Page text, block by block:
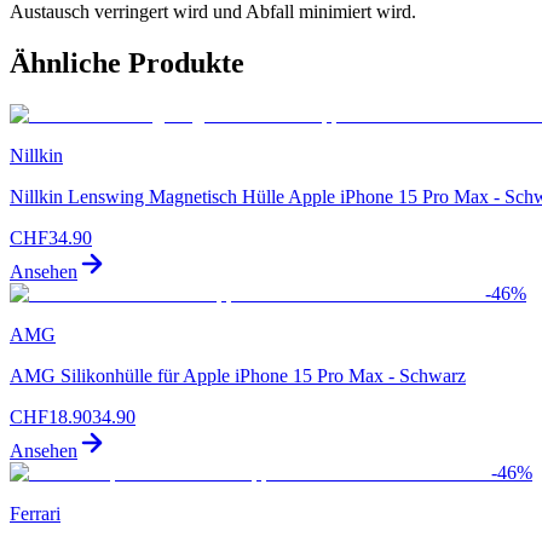
Austausch verringert wird und Abfall minimiert wird.
Ähnliche Produkte
Nillkin
Nillkin Lenswing Magnetisch Hülle Apple iPhone 15 Pro Max -
CHF34.90
Ansehen
-46%
AMG
AMG Silikonhülle für Apple iPhone 15 Pro Max - Schwarz
CHF18.9034.90
Ansehen
-46%
Ferrari